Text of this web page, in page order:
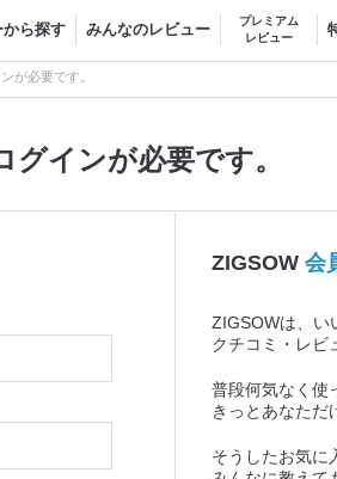
から探す みんなのレビュー
プレミアム
レビュー
が必要です。
グインが必要です。
ZIGSOW 会
ZIGSOWは、い
クチコミ・レビ
普段何気なく使
きっとあなただ
そうしたお気に